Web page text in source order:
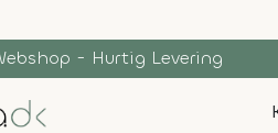
- Hurtig Levering